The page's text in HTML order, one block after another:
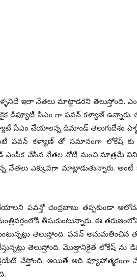
ఇలా నేతలు మాట్లాడరని తెలుస్తోంది.
డిప్యూటీ సీఎం గా పవన్ కళ్యాణ్ ఉన్నారు.
సీఎం చేయాలన్న డిమాండ్ తెలుగుదేశం
పవన్ కళ్యాణ్ తో సమానంగా లోకేష్ కు
చేసిన నేతల నోటి నుంచి మాత్రమే
ఎక్కువగా మాట్లాడుతున్నారు. అంటే
పవన్తో చంద్రబాబు తప్పకుండా
తీసుకుంటున్నారు. ఈ
తెలుస్తోంది. పవన్
తెలుస్తోంది. మొత్తానికైతే లోకేష్
చేస్తోంది. అయితే అది వ్యూహాత్మకంగా